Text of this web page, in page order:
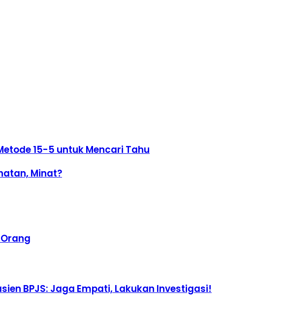
15-5 untuk Mencari Tahu
Minat?
BPJS: Jaga Empati, Lakukan Investigasi!